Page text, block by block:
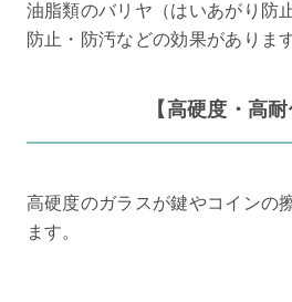
油脂類のバリヤ（はいあがり防
防止・防汚などの効果があります
【高硬度・高耐
高硬度のガラスが鍵やコインの
ます。